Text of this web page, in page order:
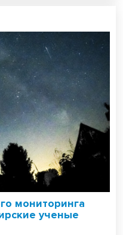
мониторинга
ученые